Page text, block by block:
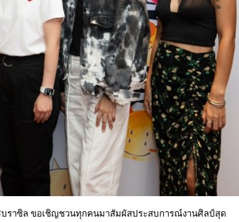
ราซิล ขอเชิญชวนทุกคนมาสัมผัสประสบการณ์งานศิลป์สุด